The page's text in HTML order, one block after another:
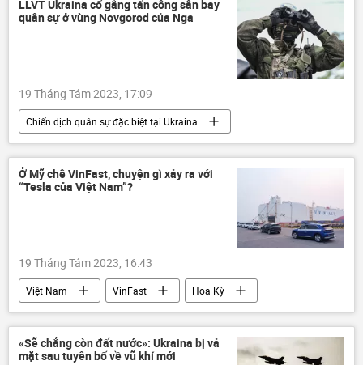
LLVT Ukraina cố gắng tấn công sân bay
quân sự ở vùng Novgorod của Nga
19 Tháng Tám 2023, 17:09
Chiến dịch quân sự đặc biệt tại Ukraina
Ukraina
Cuộc khủng hoảng ở Ukraina
Nga
khủng bố
Thế giới
xung đột quân sự
Ở Mỹ chê VinFast, chuyện gì xảy ra với
“Tesla của Việt Nam”?
19 Tháng Tám 2023, 16:43
Việt Nam VinFast Hoa Kỳ
«Sẽ chẳng còn đất nước»: Ukraina bị vả
mặt sau tuyên bố về vũ khí mới